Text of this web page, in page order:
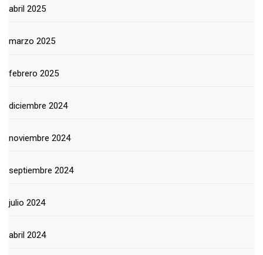
abril 2025
marzo 2025
febrero 2025
diciembre 2024
noviembre 2024
septiembre 2024
julio 2024
abril 2024